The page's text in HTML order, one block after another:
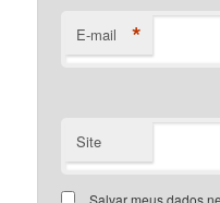
E-mail *
Site